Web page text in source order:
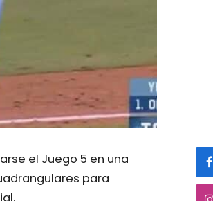
el Juego 5 en una
para